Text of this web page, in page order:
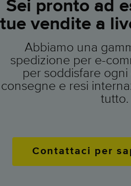
Sei pronto ad
tue vendite a
Abbiamo una
spedizione per e-
per soddisfare
consegne e resi
tutto.
Contattaci per